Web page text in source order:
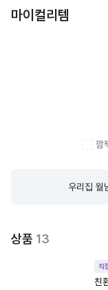
마이컬리템
깜
우리집 월
상품 13
직
친